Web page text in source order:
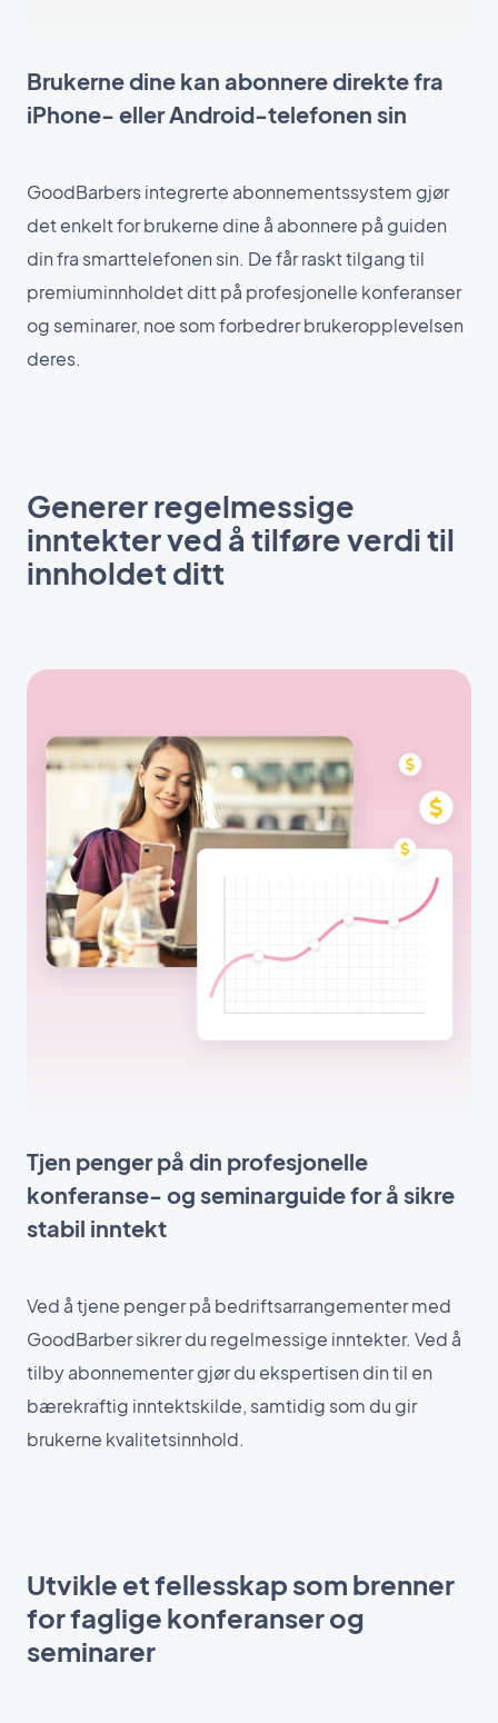
Brukerne dine kan abonnere direkte fra
iPhone- eller Android-telefonen sin
GoodBarbers integrerte abonnementssystem gjør
det enkelt for brukerne dine å abonnere på guiden
din fra smarttelefonen sin. De får raskt tilgang til
premiuminnholdet ditt på profesjonelle konferanser
og seminarer, noe som forbedrer brukeropplevelsen
deres.
Generer regelmessige
inntekter ved å tilføre verdi til
innholdet ditt
Tjen penger på din profesjonelle
konferanse- og seminarguide for å sikre
stabil inntekt
Ved å tjene penger på bedriftsarrangementer med
GoodBarber sikrer du regelmessige inntekter. Ved å
tilby abonnementer gjør du ekspertisen din til en
bærekraftig inntektskilde, samtidig som du gir
brukerne kvalitetsinnhold.
Utvikle et fellesskap som brenner
for faglige konferanser og
seminarer